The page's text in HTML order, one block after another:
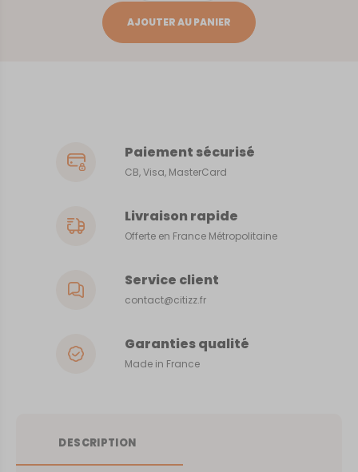
Gap
AJOUTER AU PANIER
Paiement sécurisé
CB, Visa, MasterCard
Livraison rapide
Offerte en France Métropolitaine
Service client
contact@citizz.fr
Garanties qualité
Made in France
DESCRIPTION